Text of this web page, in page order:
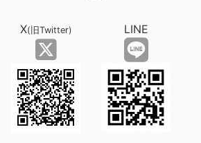
X(旧Twitter) LINE